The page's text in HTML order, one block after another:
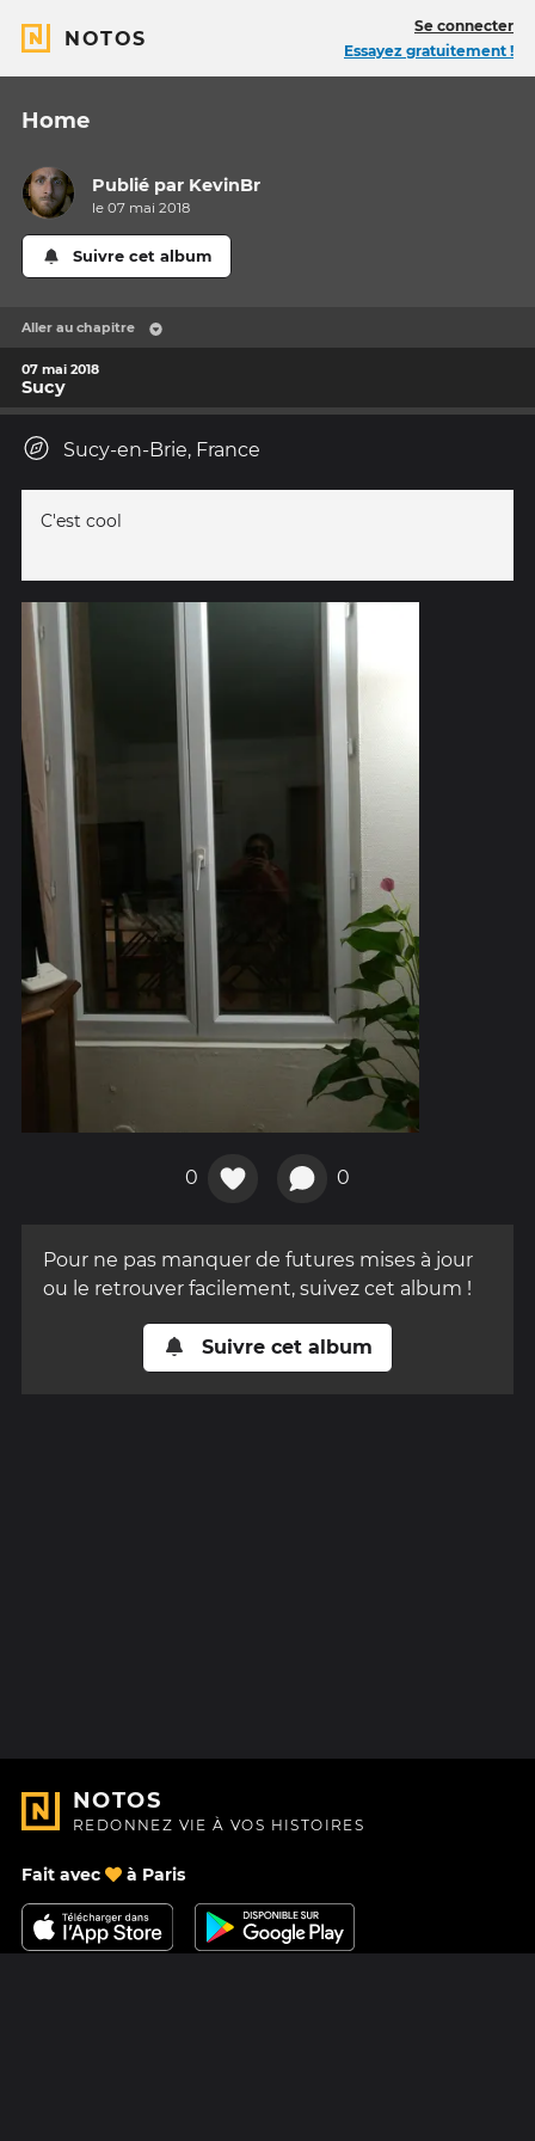
NOTOS
Se connecter
Essayez gratuitement !
Home
Publié par KevinBr
le 07 mai 2018
Suivre cet album
Aller au chapitre
07 mai 2018
Sucy
Sucy-en-Brie, France
C'est cool
0 0
Pour ne pas manquer de futures mises à jour
ou le retrouver facilement, suivez cet album !
Suivre cet album
NOTOS
REDONNEZ VIE À VOS HISTOIRES
Fait avec à Paris